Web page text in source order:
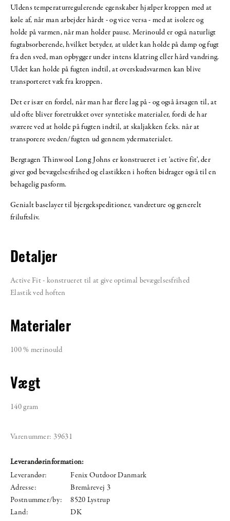
Uldens temperaturregulerende egenskaber hjælper kroppen med at
køle af, når man arbejder hårdt - og vice versa - med at isolere og
holde på varmen, når man holder pause. Merinould er også naturligt
fugtabsorberende, hvilket betyder, at uldet kan holde på damp og fugt
fra den sved, man opbygger under intens klatring eller hård vandring.
Uldet kan holde på fugten indtil, at overskudsvarmen kan blive
transporteret væk fra kroppen.
Det er især en fordel, når man har flere lag på - og også årsagen til, at
uld ofte bliver foretrukket over syntetiske materialer, fordi de har
sværere ved at holde på fugten indtil, at skaljakken f.eks. når at
transporere sveden/fugten ud gennem ydermaterialet.
Bergtagen Thinwool Long Johns er konstrueret i et 'active fit', der
giver god bevægelsesfrihed og elastikken i hoften bidrager også til en
behagelig pasform.
Genialt baselayer til bjergekspeditioner, vandreture og generelt
friluftsliv.
Detaljer
Active Fit - konstrueret til at give optimal bevægelsesfrihed
Elastik ved hoften
Materialer
100 % merinould
Vægt
140 gram
Varenummer: 39631
Leverandørinformation:
Leverandør:
Fenix Outdoor Danmark
Adresse:
Bremårevej 3
Postnummer/by:
8520 Lystrup
Land:
DK